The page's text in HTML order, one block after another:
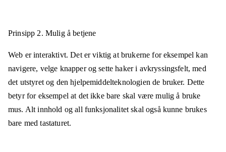
Prinsipp 2. Mulig å betjene
Web er interaktivt. Det er viktig at brukerne for eksempel kan
navigere, velge knapper og sette haker i avkryssingsfelt, med
det utstyret og den hjelpemiddelteknologien de bruker. Dette
betyr for eksempel at det ikke bare skal være mulig å bruke
mus. Alt innhold og all funksjonalitet skal også kunne brukes
bare med tastaturet.